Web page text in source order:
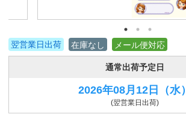
翌営業日出荷 在庫なし メール便対応
通常出荷予定日
2026年08月12日 （水）
(翌営業日出荷)